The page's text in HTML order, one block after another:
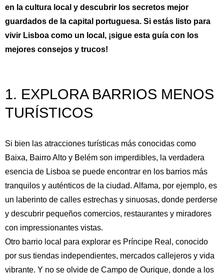
en la cultura local y descubrir los secretos mejor
guardados de la capital portuguesa. Si estás listo para
vivir Lisboa como un local, ¡sigue esta guía con los
mejores consejos y trucos!
1. EXPLORA BARRIOS MENOS
TURÍSTICOS
Si bien las atracciones turísticas más conocidas como
Baixa, Bairro Alto y Belém son imperdibles, la verdadera
esencia de Lisboa se puede encontrar en los barrios más
tranquilos y auténticos de la ciudad. Alfama, por ejemplo, es
un laberinto de calles estrechas y sinuosas, donde perderse
y descubrir pequeños comercios, restaurantes y miradores
con impressionantes vistas.
Otro barrio local para explorar es Príncipe Real, conocido
por sus tiendas independientes, mercados callejeros y vida
vibrante. Y no se olvide de Campo de Ourique, donde a los